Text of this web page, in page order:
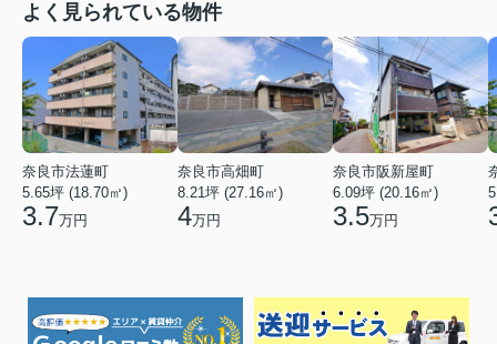
よく見られている物件
奈良市法蓮町
5.65坪 (18.70㎡)
3.7万円
奈良市高畑町
8.21坪 (27.16㎡)
4万円
奈良市阪新屋町
6.09坪 (20.16㎡)
3.5万円